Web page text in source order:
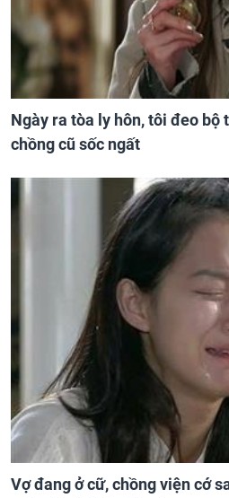
Ngày ra tòa ly hôn, tôi đeo bộ
chồng cũ sốc ngất
Vợ đang ở cữ, chồng viện cớ